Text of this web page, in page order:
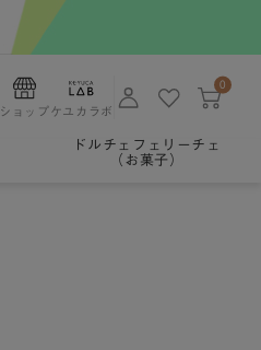
ショップケユカラボ
0
ドルチェフェリーチェ
（お菓子）